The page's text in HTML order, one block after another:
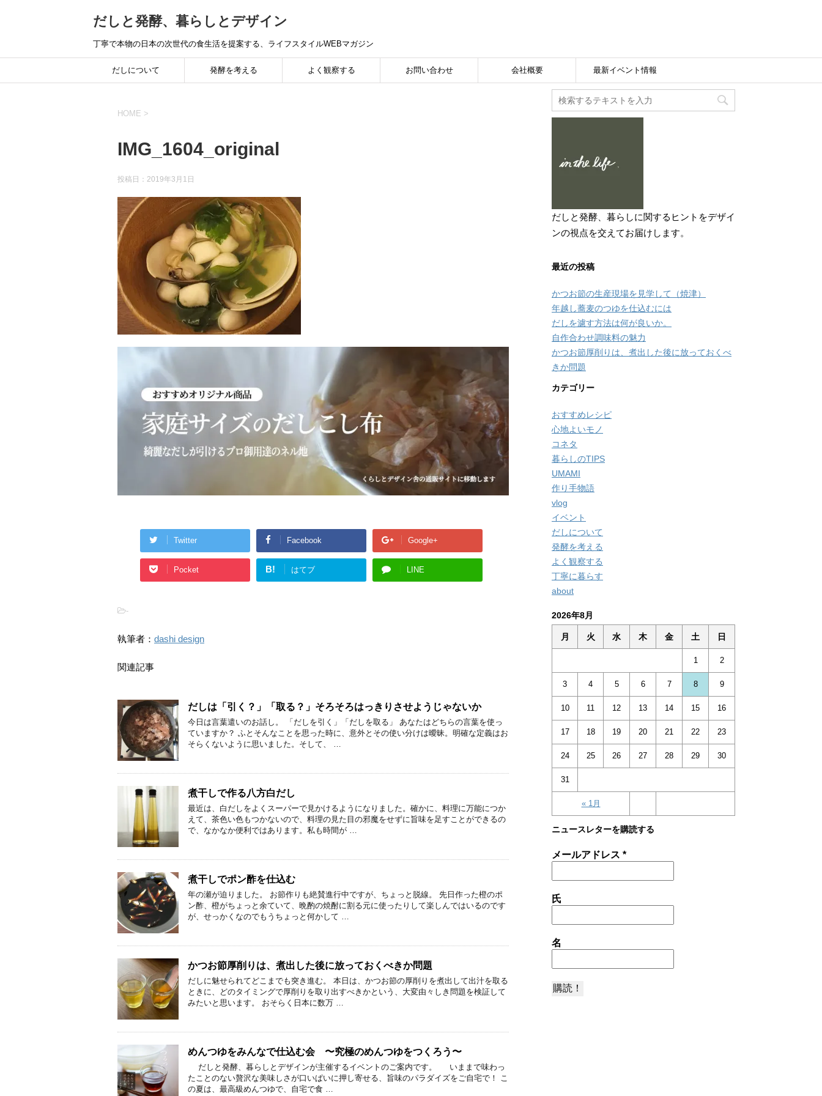
だしと発酵、暮らしとデザイン
丁寧で本物の日本の次世代の食生活を提案する、ライフスタイルWEBマガジン
だしについて 発酵を考える よく観察する お問い合わせ 会社概要 最新イベント情報
HOME >
IMG_1604_original
投稿日： 2019年3月1日
Twitter Facebook Google+
Pocket B! はてブ LINE
-
執筆者： dashi design
関連記事
だしは「引く？」「取る？」そろそろはっきりさせようじゃないか
今日は言葉遣いのお話し。 「だしを引く」「だしを取る」 あなたはどちらの言葉を使っ
ていますか？ ふとそんなことを思った時に、意外とその使い分けは曖昧。明確な定義はお
そらくないように思いました。そして、 …
煮干しで作る八方白だし
最近は、白だしをよくスーパーで見かけるようになりました。確かに、料理に万能につか
えて、茶色い色もつかないので、料理の見た目の邪魔をせずに旨味を足すことができるの
で、なかなか便利ではあります。私も時間が …
煮干しでポン酢を仕込む
年の瀬が迫りました。 お節作りも絶賛進行中ですが、ちょっと脱線。 先日作った橙のポ
ン酢、橙がちょっと余ていて、晩酌の焼酎に割る元に使ったりして楽しんではいるのです
が、せっかくなのでもうちょっと何かして …
かつお節厚削りは、煮出した後に放っておくべきか問題
だしに魅せられてどこまでも突き進む。 本日は、かつお節の厚削りを煮出して出汁を取る
ときに、どのタイミングで厚削りを取り出すべきかという、大変由々しき問題を検証して
みたいと思います。 おそらく日本に数万 …
めんつゆをみんなで仕込む会 〜究極のめんつゆをつくろう〜
だしと発酵、暮らしとデザインが主催するイベントのご案内です。 いままで味わっ
たことのない贅沢な美味しさが口いぱいに押し寄せる、旨味のパラダイズをご自宅で！ こ
の夏は、最高級めんつゆで、自宅で食 …
だしと発酵、暮らしに関するヒントをデザイ
ンの視点を交えてお届けします。
最近の投稿
かつお節の生産現場を見学して（焼津）
年越し蕎麦のつゆを仕込むには
だしを濾す方法は何が良いか。
自作合わせ調味料の魅力
かつお節厚削りは、煮出した後に放っておくべ
きか問題
カテゴリー
おすすめレシピ
心地よいモノ
コネタ
暮らしのTIPS
UMAMI
作り手物語
vlog
イベント
だしについて
発酵を考える
よく観察する
丁寧に暮らす
about
2026年8月
月 火 水 木 金 土 日
« 1月
1 2
3 4 5 6 7 8 9
10 11 12 13 14 15 16
17 18 19 20 21 22 23
24 25 26 27 28 29 30
31
ニュースレターを購読する
メールアドレス *
氏
名